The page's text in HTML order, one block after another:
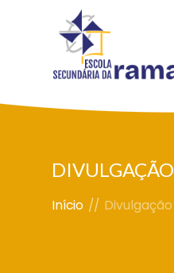
DIVULGAÇÃO
Início // Divulgação